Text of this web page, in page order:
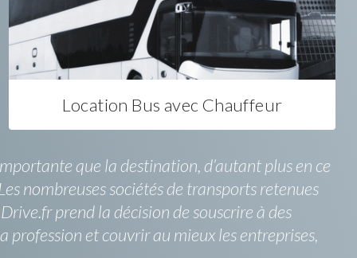
Location Bus avec Chauffeur
que la destination, d’autant plus en ce
nombreuses sociétés de transports retenues
prend la décision de souscrire à des
profession et couvrir au mieux les entreprises,